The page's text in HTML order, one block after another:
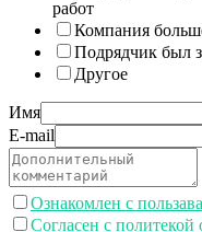
работ
Компания
Подрядчик был
Другое
Имя
E-mail
Ознакомлен с
Согласен с